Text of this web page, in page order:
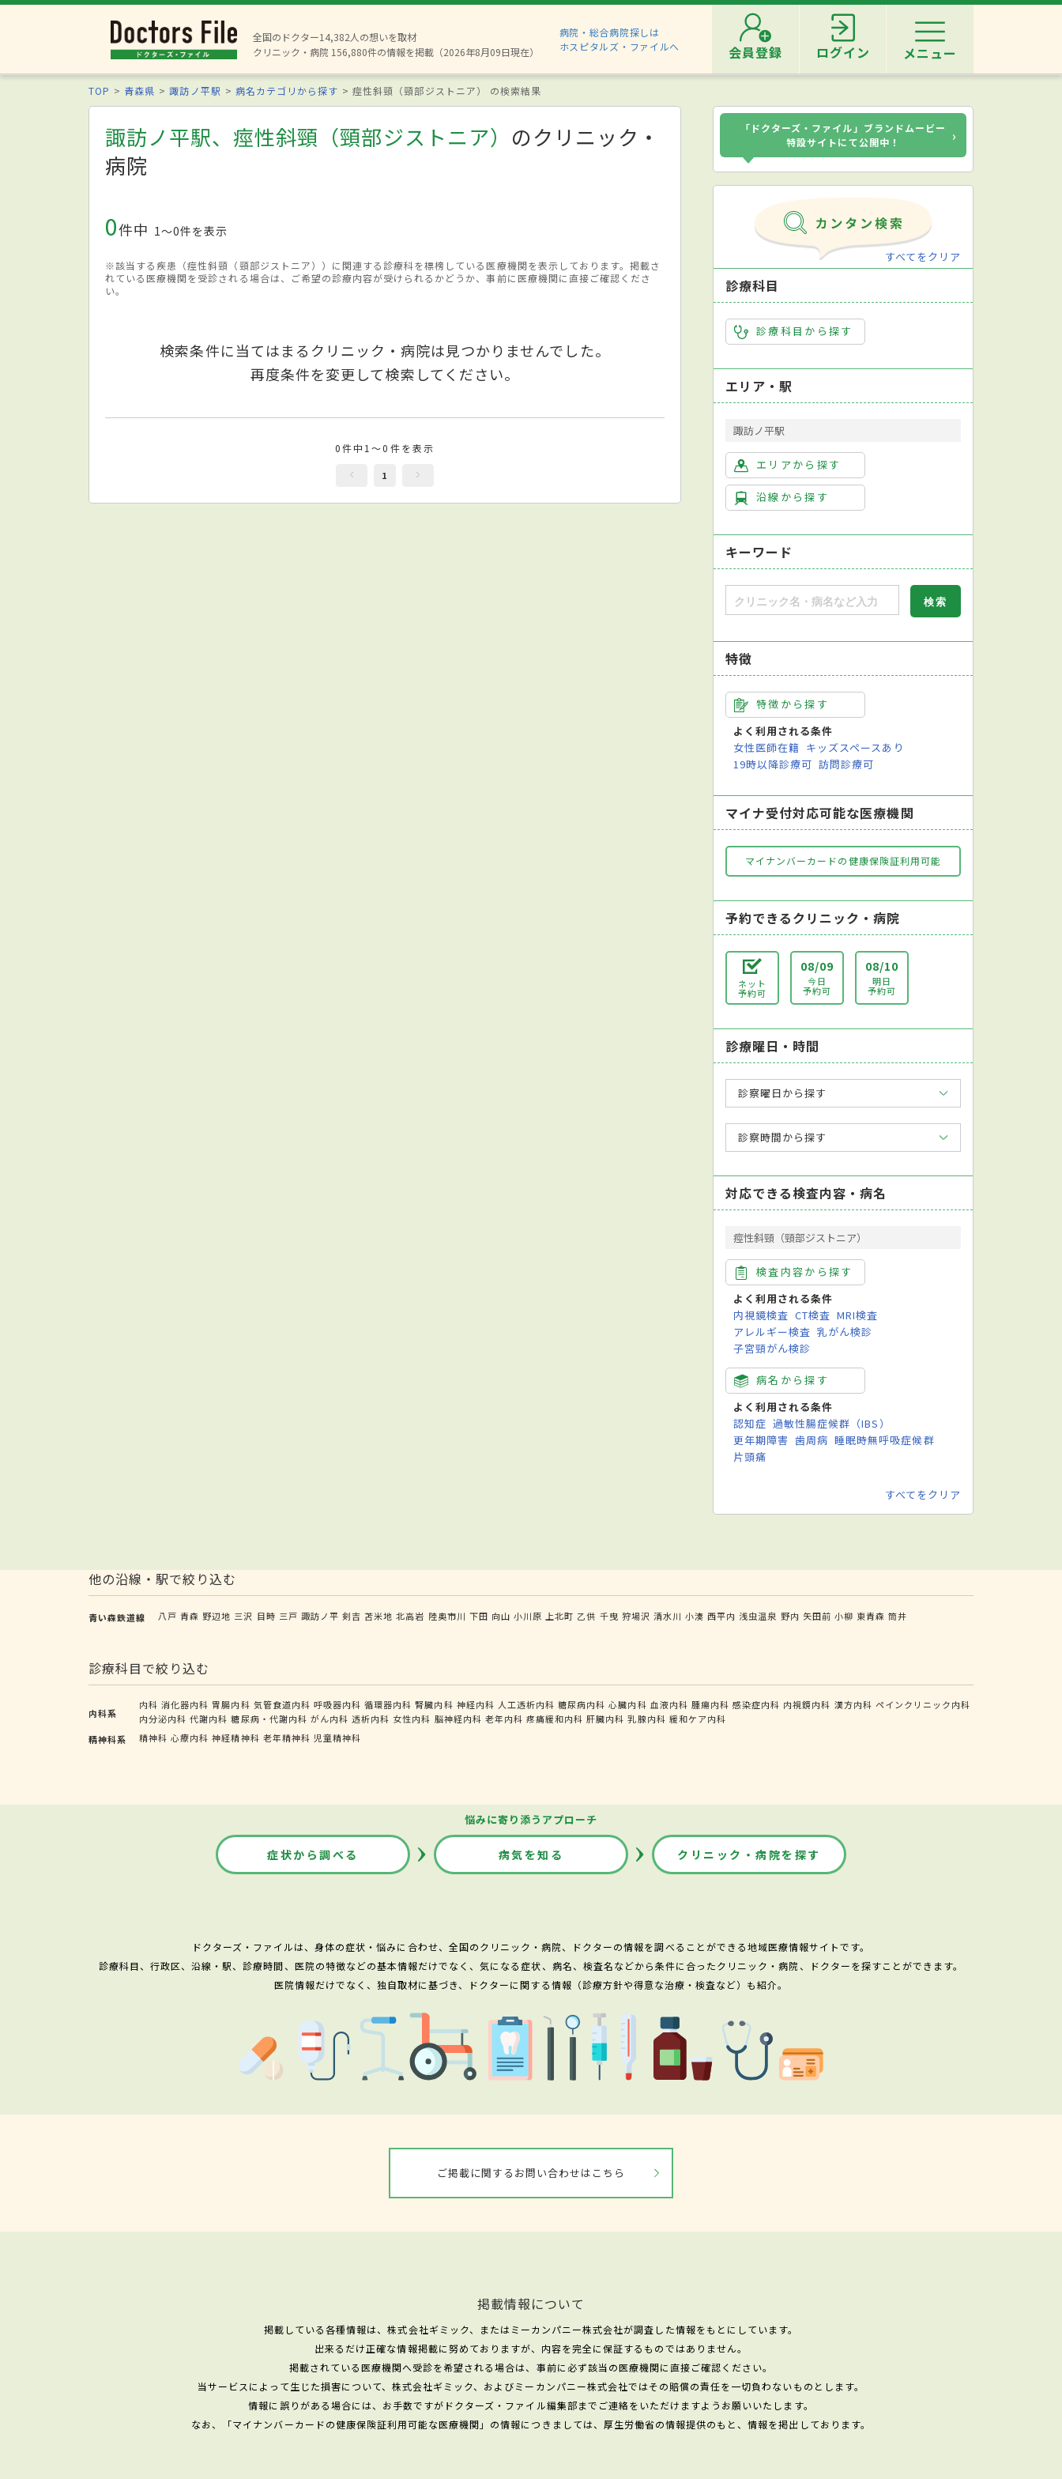
全国のドクター14,382人の想いを取材
クリニック・病院 156,880件の情報を掲載（2026年8月09日現在）
病院・総合病院探しは
ホスピタルズ・ファイルへ
会員登録 ログイン メニュー
TOP 青森県 諏訪ノ平駅 病名カテゴリから探す 痙性斜頸（頸部ジストニア） の検索結果
諏訪ノ平駅、痙性斜頸（頸部ジストニア） のクリニック・
病院
0件中 1〜0件を表示
※該当する疾患（痙性斜頸（頸部ジストニア））に関連する診療科を標榜している医療機関を表示しております。掲載さ
れている医療機関を受診される場合は、ご希望の診療内容が受けられるかどうか、事前に医療機関に直接ご確認くださ
い。
検索条件に当てはまるクリニック・病院は見つかりませんでした。
再度条件を変更して検索してください。
0件中1～0件を表示
1
「ドクターズ・ファイル」ブランドムービー
特設サイトにて公開中！
›
すべてをクリア
診療科目
診療科目から探す
エリア・駅
諏訪ノ平駅
エリアから探す
沿線から探す
キーワード
特徴
特徴から探す
よく利用される条件
女性医師在籍 キッズスペースあり
19時以降診療可 訪問診療可
マイナ受付対応可能な医療機関
マイナンバーカードの健康保険証利用可能
予約できるクリニック・病院
ネット
予約可
08/09
今日
予約可
08/10
明日
予約可
診療曜日・時間
診察曜日から探す
診察時間から探す
対応できる検査内容・病名
痙性斜頸（頸部ジストニア）
検査内容から探す
よく利用される条件
内視鏡検査 CT検査 MRI検査
アレルギー検査 乳がん検診
子宮頸がん検診
病名から探す
よく利用される条件
認知症 過敏性腸症候群（IBS）
更年期障害 歯周病 睡眠時無呼吸症候群
片頭痛
すべてをクリア
他の沿線・駅で絞り込む
青い森鉄道線 八戸 青森 野辺地 三沢 目時 三戸 諏訪ノ平 剣吉 苫米地 北高岩 陸奥市川 下田 向山 小川原 上北町 乙供 千曳 狩場沢 清水川 小湊 西平内 浅虫温泉 野内 矢田前 小柳 東青森 筒井
診療科目で絞り込む
内科系
内科 消化器内科 胃腸内科 気管食道内科 呼吸器内科 循環器内科 腎臓内科 神経内科 人工透析内科 糖尿病内科 心臓内科 血液内科 腫瘍内科 感染症内科 内視鏡内科 漢方内科 ペインクリニック内科
内分泌内科 代謝内科 糖尿病・代謝内科 がん内科 透析内科 女性内科 脳神経内科 老年内科 疼痛緩和内科 肝臓内科 乳腺内科 緩和ケア内科
精神科系
精神科 心療内科 神経精神科 老年精神科 児童精神科
悩みに寄り添うアプローチ
症状から調べる 病気を知る クリニック・病院を探す
ドクターズ・ファイルは、身体の症状・悩みに合わせ、全国のクリニック・病院、ドクターの情報を調べることができる地域医療情報サイトです。
診療科目、行政区、沿線・駅、診療時間、医院の特徴などの基本情報だけでなく、気になる症状、病名、検査名などから条件に合ったクリニック・病院、ドクターを探すことができます。
医院情報だけでなく、独自取材に基づき、ドクターに関する情報（診療方針や得意な治療・検査など）も紹介。
ご掲載に関するお問い合わせはこちら
掲載情報について
掲載している各種情報は、株式会社ギミック、またはミーカンパニー株式会社が調査した情報をもとにしています。
出来るだけ正確な情報掲載に努めておりますが、内容を完全に保証するものではありません。
掲載されている医療機関へ受診を希望される場合は、事前に必ず該当の医療機関に直接ご確認ください。
当サービスによって生じた損害について、株式会社ギミック、およびミーカンパニー株式会社ではその賠償の責任を一切負わないものとします。
情報に誤りがある場合には、お手数ですがドクターズ・ファイル編集部までご連絡をいただけますようお願いいたします。
なお、「マイナンバーカードの健康保険証利用可能な医療機関」の情報につきましては、厚生労働省の情報提供のもと、情報を掲出しております。